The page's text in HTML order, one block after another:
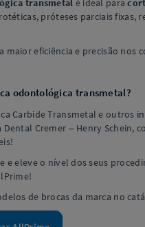
transmetal é ideal para
próteses parciais fixas,
maior eficiência e precisão nos
odontológica transmetal?
Carbide Transmetal e outros
Dental Cremer – Henry Schein,
e eleve o nível dos seus
de brocas da marca no